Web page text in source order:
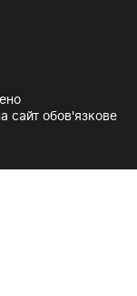
сайт обов'язкове